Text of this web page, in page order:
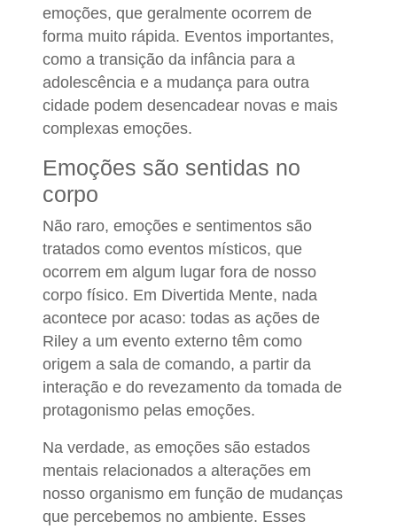
emoções, que geralmente ocorrem de
forma muito rápida. Eventos importantes,
como a transição da infância para a
adolescência e a mudança para outra
cidade podem desencadear novas e mais
complexas emoções.
Emoções são sentidas no
corpo
Não raro, emoções e sentimentos são
tratados como eventos místicos, que
ocorrem em algum lugar fora de nosso
corpo físico. Em Divertida Mente, nada
acontece por acaso: todas as ações de
Riley a um evento externo têm como
origem a sala de comando, a partir da
interação e do revezamento da tomada de
protagonismo pelas emoções.
Na verdade, as emoções são estados
mentais relacionados a alterações em
nosso organismo em função de mudanças
que percebemos no ambiente. Esses